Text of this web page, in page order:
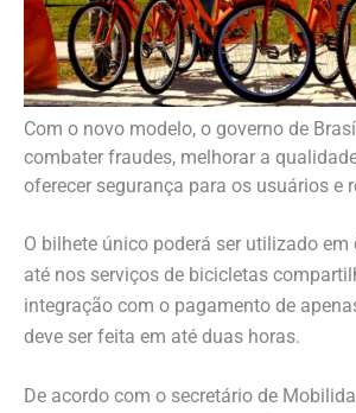
Com o novo modelo, o governo de
combater fraudes, melhorar a
oferecer segurança para os usuários e
O bilhete único poderá ser utilizado em
até nos serviços de bicicletas
integração com o pagamento de
deve ser feita em até duas horas.
De acordo com o secretário de